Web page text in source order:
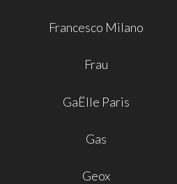
Francesco Milano
Frau
GaËlle Paris
Gas
Geox